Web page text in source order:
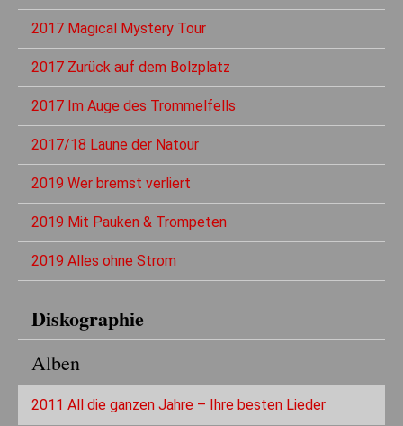
2017 Magical Mystery Tour
2017 Zurück auf dem Bolzplatz
2017 Im Auge des Trommelfells
2017/18 Laune der Natour
2019 Wer bremst verliert
2019 Mit Pauken & Trompeten
2019 Alles ohne Strom
Diskographie
Alben
2011 All die ganzen Jahre – Ihre besten Lieder